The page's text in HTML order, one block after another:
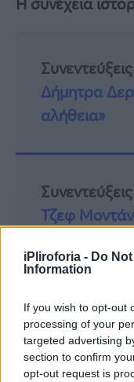
iPliroforia - Do
Information
If you wish to opt-out
processing of your
targeted advertising
section to confirm
opt-out request is
Δήμητρα
αλήθεια»
Τζεφ